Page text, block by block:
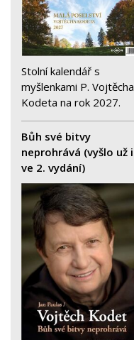
Stolní kalendář s
myšlenkami P. Vojtěcha
Kodeta na rok 2027.
Bůh své bitvy
neprohrává (vyšlo už i
ve 2. vydání)